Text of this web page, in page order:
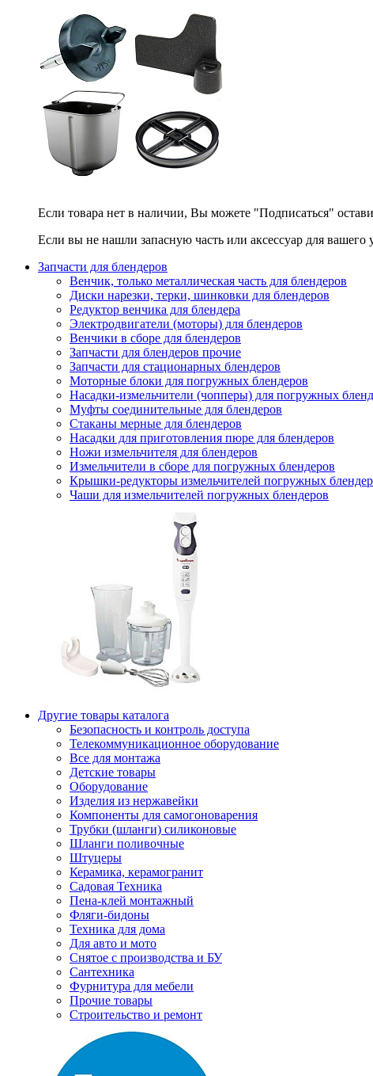
Если товара нет в наличии, Вы можете "Подписаться"
Если вы не нашли запасную часть или аксессуар для вашего
Запчасти для блендеров
Венчик, только металлическая часть для блендеров
Диски нарезки, терки, шинковки для блендеров
Редуктор венчика для блендера
Электродвигатели (моторы) для блендеров
Венчики в сборе для блендеров
Запчасти для блендеров прочие
Запчасти для стационарных блендеров
Моторные блоки для погружных блендеров
Насадки-измельчители (чопперы) для погружных
Муфты соединительные для блендеров
Стаканы мерные для блендеров
Насадки для приготовления пюре для блендеров
Ножи измельчителя для блендеров
Измельчители в сборе для погружных блендеров
Крышки-редукторы измельчителей погружных
Чаши для измельчителей погружных блендеров
Другие товары каталога
Безопасность и контроль доступа
Телекоммуникационное оборудование
Все для монтажа
Детские товары
Оборудование
Изделия из нержавейки
Компоненты для самогоноварения
Трубки (шланги) силиконовые
Шланги поливочные
Штуцеры
Керамика, керамогранит
Садовая Техника
Пена-клей монтажный
Фляги-бидоны
Техника для дома
Для авто и мото
Снятое с производства и БУ
Сантехника
Фурнитура для мебели
Прочие товары
Строительство и ремонт